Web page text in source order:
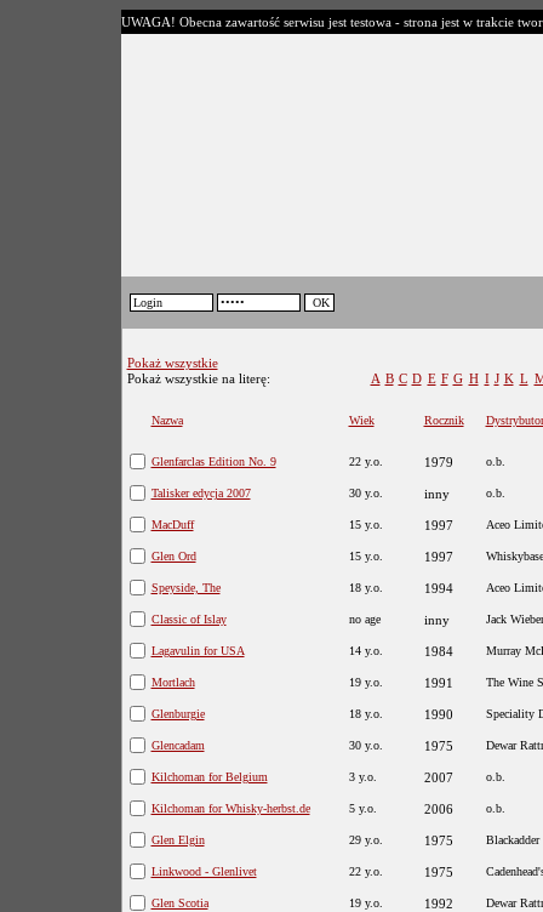
UWAGA! Obecna zawartość serwisu jest testowa - strona jest w trakcie
Pokaż wszystkie
Pokaż wszystkie na literę:
A B C D E F G H I J K L
Nazwa Wiek Rocznik Dystrybutor
Glenfarclas Edition No. 9 22 y.o. 1979 o.b.
Talisker edycja 2007 30 y.o. inny o.b.
MacDuff 15 y.o. 1997 Aceo
Glen Ord 15 y.o. 1997 Whiskybase
Speyside, The 18 y.o. 1994 Aceo
Classic of Islay no age inny Jack
Lagavulin for USA 14 y.o. 1984 Murray
Mortlach 19 y.o. 1991 The Wine
Glenburgie 18 y.o. 1990 Speciality
Glencadam 30 y.o. 1975 Dewar
Kilchoman for Belgium 3 y.o. 2007 o.b.
Kilchoman for Whisky-herbst.de 5 y.o. 2006 o.b.
Glen Elgin 29 y.o. 1975 Blackadder
Linkwood - Glenlivet 22 y.o. 1975
Glen Scotia 19 y.o. 1992 Dewar